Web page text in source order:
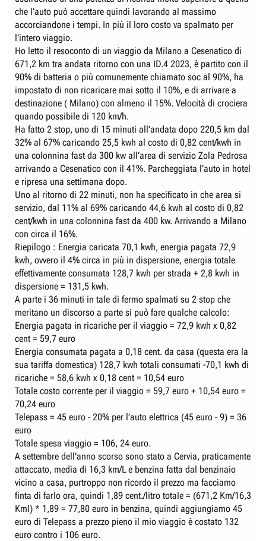
che l’auto può accettare quindi lavorando al massimo
accorciandone i tempi. In più il loro costo va spalmato per
l’intero viaggio.
Ho letto il resoconto di un viaggio da Milano a Cesenatico di
671,2 km tra andata ritorno con una ID.4 2023, è partito con il
90% di batteria o più comunemente chiamato soc al 90%, ha
impostato di non ricaricare mai sotto il 10%, e di arrivare a
destinazione ( Milano) con almeno il 15%. Velocità di crociera
quando possibile di 120 km/h.
Ha fatto 2 stop, uno di 15 minuti all’andata dopo 220,5 km dal
32% al 67% caricando 25,5 kwh al costo di 0,82 cent/kwh in
una colonnina fast da 300 kw all’area di servizio Zola Pedrosa
arrivando a Cesenatico con il 41%. Parcheggiata l’auto in hotel
e ripresa una settimana dopo.
Uno al ritorno di 22 minuti, non ha specificato in che area si
servizio, dal 11% al 69% caricando 44,6 kwh al costo di 0,82
cent/kwh in una colonnina fast da 400 kw. Arrivando a Milano
con circa il 16%.
Riepilogo : Energia caricata 70,1 kwh, energia pagata 72,9
kwh, ovvero il 4% circa in più in dispersione, energia totale
effettivamente consumata 128,7 kwh per strada + 2,8 kwh in
dispersione = 131,5 kwh.
A parte i 36 minuti in tale di fermo spalmati su 2 stop che
meritano un discorso a parte si può fare qualche calcolo:
Energia pagata in ricariche per il viaggio = 72,9 kwh x 0,82
cent = 59,7 euro
Energia consumata pagata a 0,18 cent. da casa (questa era la
sua tariffa domestica) 128,7 kwh totali consumati -70,1 kwh di
ricariche = 58,6 kwh x 0,18 cent = 10,54 euro
Totale costo corrente per il viaggio = 59,7 euro + 10,54 euro =
70,24 euro
Telepass = 45 euro - 20% per l’auto elettrica (45 euro - 9) = 36
euro
Totale spesa viaggio = 106, 24 euro.
A settembre dell’anno scorso sono stato a Cervia, praticamente
attaccato, media di 16,3 km/L e benzina fatta dal benzinaio
vicino a casa, purtroppo non ricordo il prezzo ma facciamo
finta di farlo ora, quindi 1,89 cent./litro totale = (671,2 Km/16,3
Kml) * 1,89 = 77,80 euro in benzina, quindi aggiungiamo 45
euro di Telepass a prezzo pieno il mio viaggio è costato 132
euro contro i 106 euro.